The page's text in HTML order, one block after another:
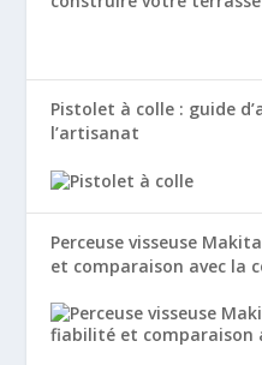
Pistolet à colle : guide
l’artisanat
Perceuse visseuse
et comparaison avec la